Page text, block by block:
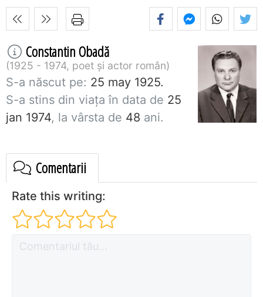
Constantin Obadă
1925 - 1974, poet și actor român
S-a născut pe: 25 may 1925.
S-a stins din viaţa în data de 25
jan 1974, la vârsta de 48 ani.
Comentarii
Rate this writing: